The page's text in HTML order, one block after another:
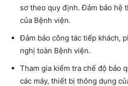
sơ theo quy định. Đảm bảo hệ
của Bệnh viện.
Đảm bảo công tác tiếp khách,
nghị toàn Bệnh viện.
Tham gia kiểm tra chế độ bảo
các máy, thiết bị thông dụng